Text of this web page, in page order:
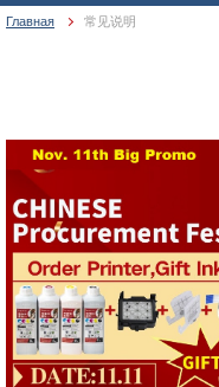
Главная 常见说明